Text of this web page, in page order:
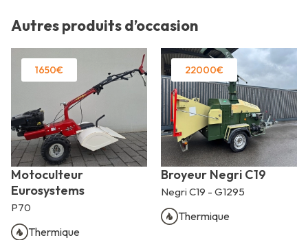
Autres produits d’occasion
1650€
Motoculteur
Eurosystems
P70
Thermique
22000€
Broyeur Negri C19
Negri C19 - G1295
Thermique